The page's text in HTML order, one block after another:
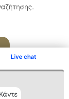
Live chat